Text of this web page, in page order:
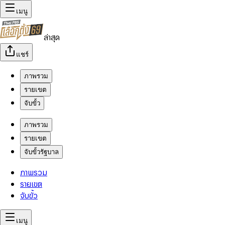
เมนู
ล่าสุด
แชร์
ภาพรวม
รายเขต
จับขั้ว
ภาพรวม
รายเขต
จับขั้วรัฐบาล
ภาพรวม
รายเขต
จับขั้ว
เมนู